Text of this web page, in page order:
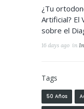
¿Tu
Artificial? El
sobre el
16 days ago in
Tags
50 Años